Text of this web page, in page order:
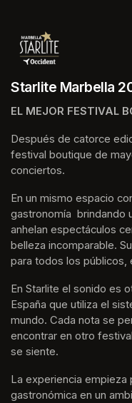
Starlite Marbella
EL MEJOR FESTIVAL
Después de catorce
festival boutique de
conciertos.
En un mismo espacio
gastronomía  brindando
anhelan espectáculos
belleza incomparable.
para todos los públicos,
En Starlite el sonido es
España que utiliza el
mundo. Cada nota se
encontrar en otro
se siente.
La experiencia
gastronómica en un